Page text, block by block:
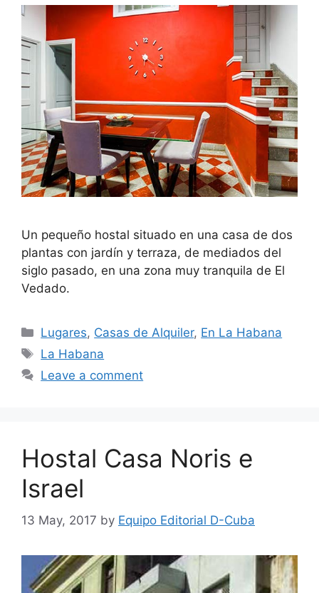
Un pequeño hostal situado en una casa de dos
plantas con jardín y terraza, de mediados del
siglo pasado, en una zona muy tranquila de El
Vedado.
Categories
Lugares, Casas de Alquiler, En La Habana
Tags
La Habana
Leave a comment
Hostal Casa Noris e
Israel
13 May, 2017 by Equipo Editorial D-Cuba